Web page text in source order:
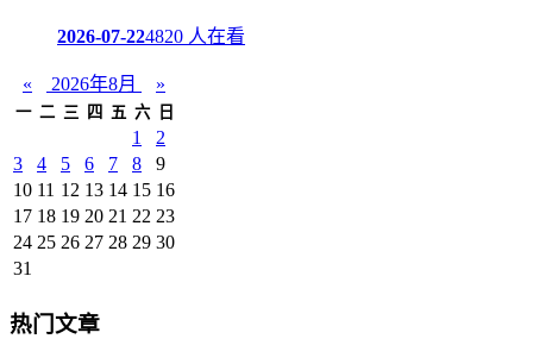
2026-07-224820 人在看
« 2026年8月 »
一 二 三 四 五 六 日
1
2
3
4 5 6 7 8
9
10 11 12 13 14 15 16
17 18 19 20 21 22 23
24 25 26 27 28 29 30
31
热门文章